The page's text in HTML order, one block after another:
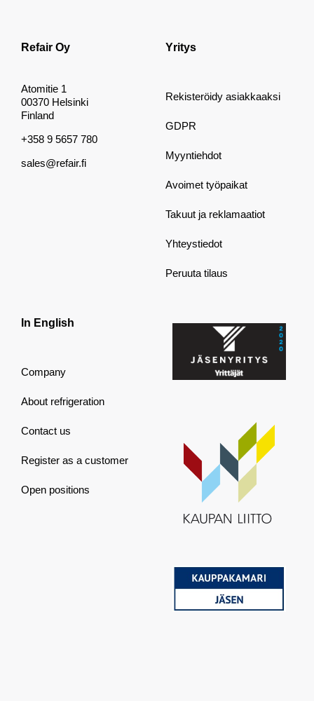
Refair Oy
Atomitie 1
00370 Helsinki
Finland
+358 9 5657 780
sales@refair.fi
Yritys
Rekisteröidy asiakkaaksi
GDPR
Myyntiehdot
Avoimet työpaikat
Takuut ja reklamaatiot
Yhteystiedot
Peruuta tilaus
In English
Company
About refrigeration
Contact us
Register as a customer
Open positions